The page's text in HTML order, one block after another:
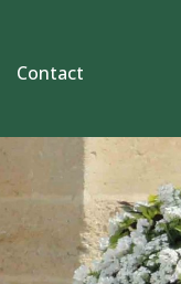
Contact